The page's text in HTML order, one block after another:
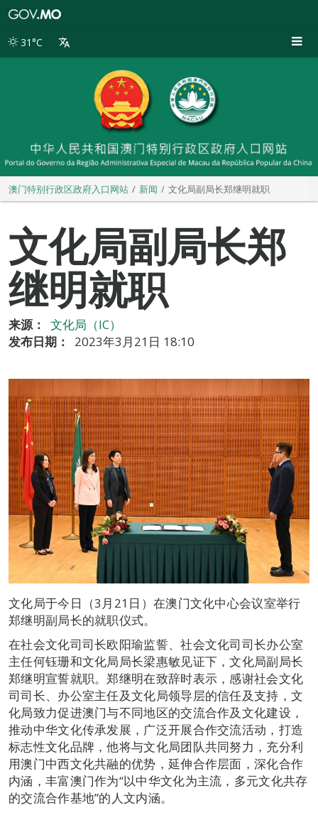
别
31°C
澳门特别行政区政府入口网站 新闻 文化局副局长郑继明就职
文化局副局长郑
继明就职
来源：
文化局（IC）
发布日期：
2023年3月21日 18:10
文化局于今日（3月21日）在澳门文化中心会议室举行
郑继明副局长的就职仪式。
在社会文化司司长欧阳瑜监誓、社会文化司司长办公室
主任何钰珊和文化局局长梁惠敏见证下，文化局副局长
郑继明宣誓就职。郑继明在致辞时表示，感谢社会文化
司司长、办公室主任及文化局领导层的信任及支持，文
化局致力促进澳门与不同地区的交流合作及文化建设，
推动中华文化传承发展，广泛开展合作交流活动，打造
标志性文化品牌，他将与文化局团队共同努力，充分利
用澳门中西文化共融的优势，延伸合作层面，深化合作
内涵，丰富澳门作为“以中华文化为主流，多元文化共存
的交流合作基地”的人文内涵。